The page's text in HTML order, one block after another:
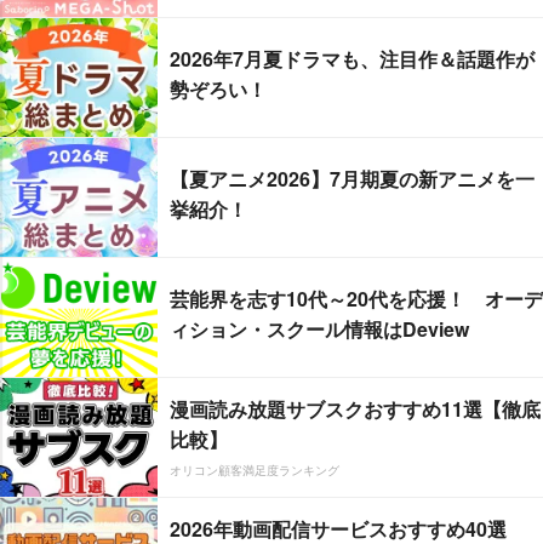
2026年7月夏ドラマも、注目作＆話題作が
勢ぞろい！
【夏アニメ2026】7月期夏の新アニメを一
挙紹介！
芸能界を志す10代～20代を応援！ オーデ
ィション・スクール情報はDeview
漫画読み放題サブスクおすすめ11選【徹底
比較】
オリコン顧客満足度ランキング
2026年動画配信サービスおすすめ40選